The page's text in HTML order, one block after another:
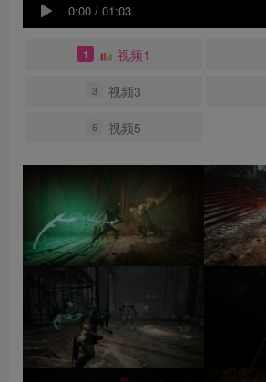
0:00 / 01:03
1 视频1
3 视频3
5 视频5